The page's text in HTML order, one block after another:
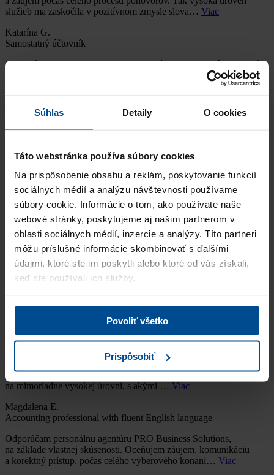
Súhlas Detaily O cookies
Táto webstránka používa súbory cookies
Na prispôsobenie obsahu a reklám, poskytovanie funkcií
sociálnych médií a analýzu návštevnosti používame
súbory cookie. Informácie o tom, ako používate naše
webové stránky, poskytujeme aj našim partnerom v
oblasti sociálnych médií, inzercie a analýzy. Títo partneri
môžu príslušné informácie skombinovať s ďalšími
údajmi, ktoré ste im poskytli alebo ktoré od vás získali,
keď ste používali ich služby.
Povoliť všetko
Prispôsobiť
služieb ma zaskočila v pozitívnom zmysle slova… Viac
Katarína G.
Samostatný účtovník
"Agentúra PRO Business Solutions patrí medzi personálne agentúry
s profesionálnym prístupom. Veľmi milý, ľudský a ústretový prístup.
Nicole K.
Endoskopická sestra - Gastroenterológia
empatický prístup ku kandidátovi. Aj vďaka odborným radám a
motivácii som získala svoj dream job 😊 Prajem vám veľa ús…
Alena K.
Finančný účtovník
Celý výberový proces na moju pozíciu bol úplne bez problémov,
oceňujem ochotu a profesionálny prístup personálnej agentúry
PRO Business Solutions.Viac
Redaktorka spravodajského portálu
Marek Š.
CAD Junior
"Chcela by som vám zo srdca poďakovať za váš nadštandardný
prístup, otvorenú a priateľskú komunikáciu. Poskytujete služby
na mimoriadne vysokej úrovni, s akými … Viac
Magdalena E.
Accounting professional with fluent English language
Odporúčam personálnu agentúru PRO Business Solutions,
na základe vlastnej skúsenosti. Oceňujem záujem, komunikáciu
a korektný prístup, počas celého výberového konani… Viac